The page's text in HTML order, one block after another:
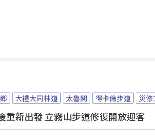
大禮大同林道 太魯閣 得卡倫步道 災
重新出發 立霧山步道修復開放迎客